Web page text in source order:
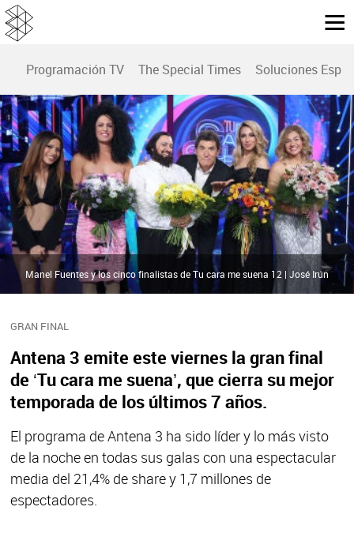
Programación TV The Special Times Soluciones
GRAN FINAL
Antena 3 emite este viernes la gran final
de ‘Tu cara me suena’, que cierra su mejor
temporada de los últimos 7 años.
El programa de Antena 3 ha sido líder y lo más visto
de la noche en todas sus galas con una espectacular
media del 21,4% de share y 1,7 millones de
espectadores.
Manel Fuentes y los cinco finalistas de Tu cara me suena 12 | José Irún